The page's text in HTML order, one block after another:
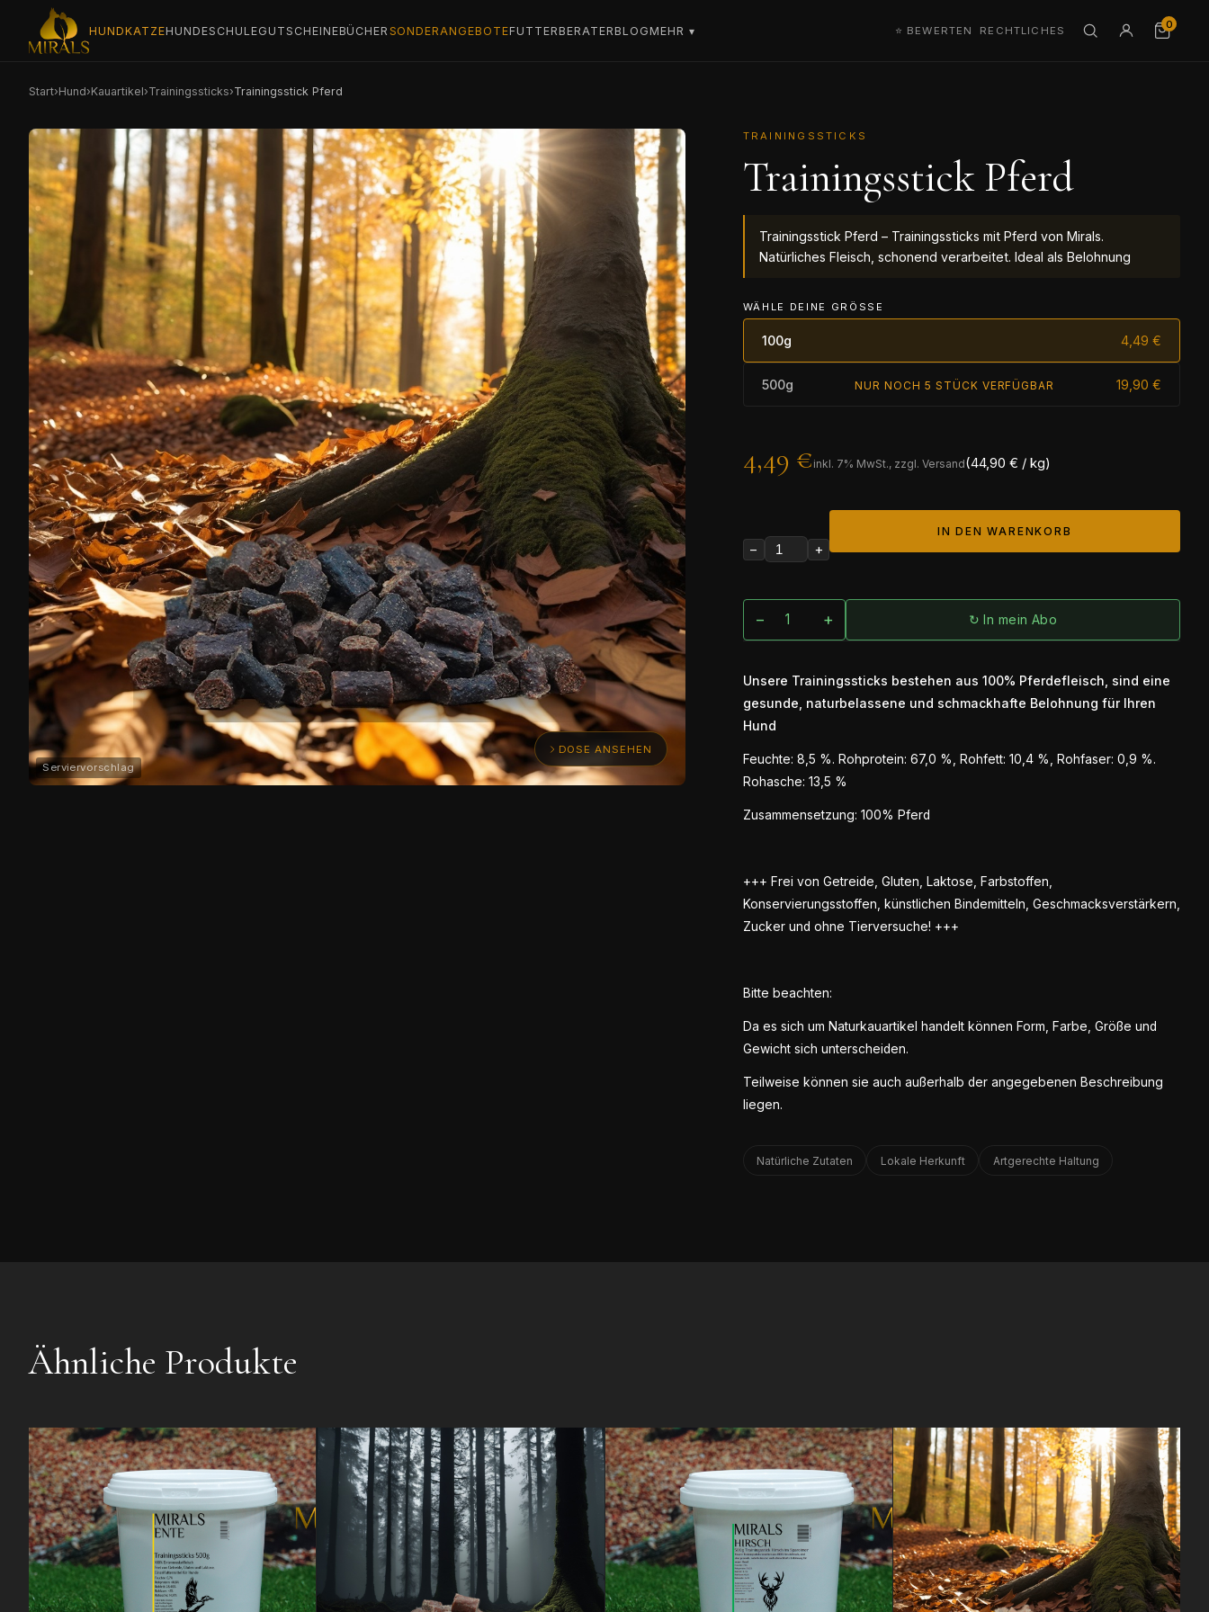
HUNDKATZEHUNDESCHULEGUTSCHEINEBÜCHER SONDERANGEBOTEFUTTERBERATER BLOG MEHR ▾ ⭐ BEWERTEN RECHTLICHES
0
Start›Hund›Kauartikel›Trainingssticks›Trainingsstick Pferd
DOSE ANSEHEN
TRAININGSSTICKS
Trainingsstick Pferd
Trainingsstick Pferd – Trainingssticks mit Pferd von Mirals.
Natürliches Fleisch, schonend verarbeitet. Ideal als Belohnung
WÄHLE DEINE GRÖSSE
100g 4,49 €
500g NUR NOCH 5 STÜCK VERFÜGBAR 19,90 €
4,49 € inkl. 7% MwSt., zzgl. Versand(44,90 € / kg)
− +
IN DEN WARENKORB
− + ↻ In mein Abo
Unsere Trainingssticks bestehen aus 100% Pferdefleisch, sind eine
gesunde, naturbelassene und schmackhafte Belohnung für Ihren
Hund
Feuchte: 8,5 %. Rohprotein: 67,0 %, Rohfett: 10,4 %, Rohfaser: 0,9 %.
Rohasche: 13,5 %
Zusammensetzung: 100% Pferd
+++ Frei von Getreide, Gluten, Laktose, Farbstoffen,
Konservierungsstoffen, künstlichen Bindemitteln, Geschmacksverstärkern,
Zucker und ohne Tierversuche! +++
Bitte beachten:
Da es sich um Naturkauartikel handelt können Form, Farbe, Größe und
Gewicht sich unterscheiden.
Teilweise können sie auch außerhalb der angegebenen Beschreibung
liegen.
Natürliche Zutaten Lokale Herkunft Artgerechte Haltung
Ähnliche Produkte